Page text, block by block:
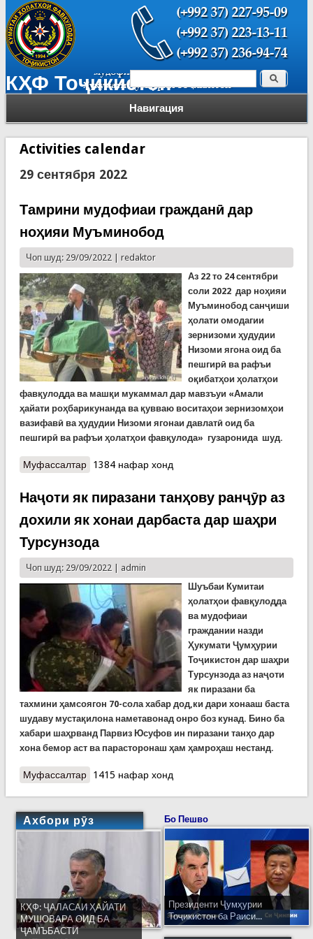
КҲФ Тоҷикистон
Навигация
Форма поиска Поиск
Activities calendar
29 сентября 2022
Тамрини мудофиаи гражданӣ дар
ноҳияи Муъминобод
Чоп шуд: 29/09/2022 | redaktor
Аз 22 то 24 сентябри
соли 2022 дар ноҳияи
Муъминобод санҷиши
ҳолати омодагии
зернизоми ҳудудии
Низоми ягона оид ба
пешгирӣ ва рафъи
оқибатҳои ҳолатҳои
фавқулодда ва машқи мукаммал дар мавзъуи «Амали
ҳайати роҳбарикунанда ва қувваю воситаҳои зернизомҳои
вазифавӣ ва ҳудудии Низоми ягонаи давлатӣ оид ба
пешгирӣ ва рафъи ҳолатҳои фавқулода» гузаронида шуд.
Муфассалтаро Тамрини мудофиаи гражданӣ дар ноҳияи
1384 нафар хонд
Наҷоти як пиразани танҳову ранҷӯр аз
дохили як хонаи дарбаста дар шаҳри
Турсунзода
Чоп шуд: 29/09/2022 | admin
Шуъбаи Кумитаи
ҳолатҳои фавқулодда
ва мудофиаи
граждании назди
Ҳукумати Ҷумҳурии
Тоҷикистон дар шаҳри
Турсунзодааз наҷоти
як пиразани ба
тахмини ҳамсоягон 70-сола хабар дод,ки дари хонааш баста
шудаву мустақилона наметавонад онро боз кунад. Бино ба
хабари шаҳрванд Парвиз Юсуфов ин пиразани танҳо дар
хона бемор аст ва парасторонаш ҳам ҳамроҳаш нестанд.
Муфассалтаро Наҷоти як пиразани танҳову ранҷӯр аз дохили
1415 нафар хонд
Ахбори рӯз
КҲФ: ҶАЛАСАИ ҲАЙАТИ
МУШОВАРА ОИД БА
ҶАМЪБАСТИ
Бо Пешво
Президенти Ҷумҳурии
Тоҷикистон ба Раиси...